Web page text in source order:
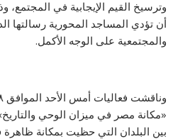
وترسيخ القيم الإيجابية في
أن تؤدي المساجد المحورية رسالتها
والمجتمعية على الوجه الأكمل.
«مكانة مصر في ميزان الوحي
بين البلدان التي حظيت بمكانة ظاهرة